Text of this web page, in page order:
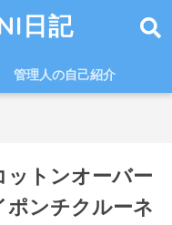
日記
管理人の自己紹介
トンオーバー
ポンチクルーネ